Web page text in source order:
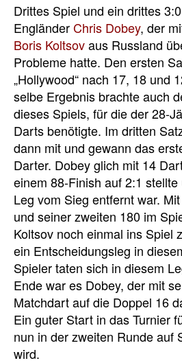
Drittes Spiel und ein drittes
EngländerChris Dobey, der
Boris Koltsovaus Russland
Probleme hatte. Den ersten
„Hollywood“ nach 17, 18 und
selbe Ergebnis brachte auch
dieses Spiels, für die der 28-
Darts benötigte. Im dritten
dann mit und gewann das
Darter. Dobey glich mit 14
einem 88-Finish auf 2:1
Leg vom Sieg entfernt war.
und seiner zweiten 180 im
Koltsov noch einmal ins Spiel
ein Entscheidungsleg in
Spieler taten sich in diesem
Ende war es Dobey, der mit
Matchdart auf die Doppel 16
Ein guter Start in das Turnier
nun in der zweiten Runde auf
wird.